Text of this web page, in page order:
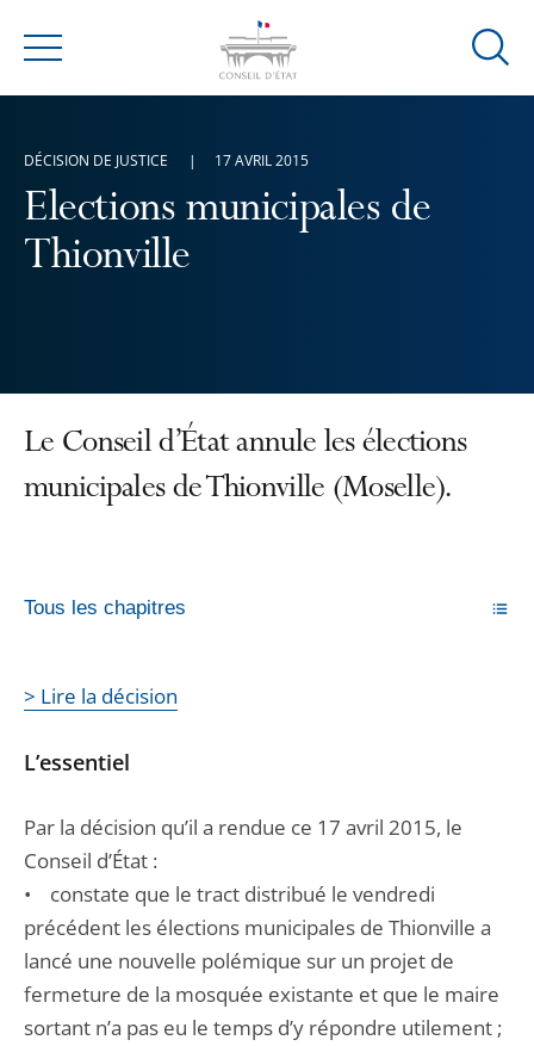
Menu
Ouvrir
Elections municipales de
Thionville
DÉCISION DE JUSTICE 17 AVRIL 2015
Le Conseil d’État annule les élections
municipales de Thionville (Moselle).
Tous les chapitres
> Lire la décision
L’essentiel
Par la décision qu’il a rendue ce 17 avril 2015, le
Conseil d’État :
• constate que le tract distribué le vendredi
précédent les élections municipales de Thionville a
lancé une nouvelle polémique sur un projet de
fermeture de la mosquée existante et que le maire
sortant n’a pas eu le temps d’y répondre utilement ;